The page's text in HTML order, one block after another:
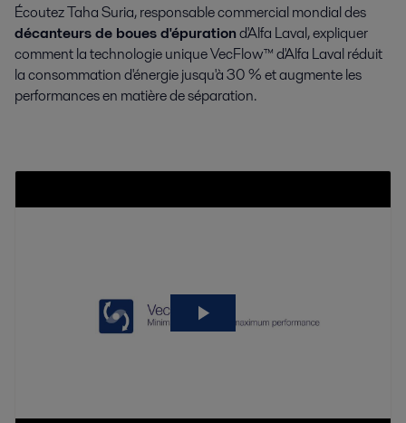
Écoutez Taha Suria, responsable commercial mondial des
décanteurs de boues d'épurationd'Alfa Laval, expliquer
comment la technologie unique VecFlow™ d'Alfa Laval réduit
la consommation d'énergie jusqu'à 30 % et augmente les
performances en matière de séparation.